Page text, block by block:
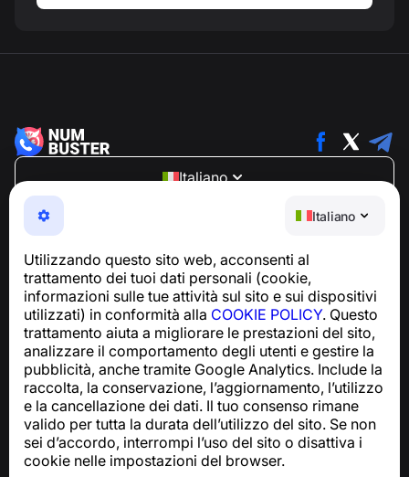
Italiano
Utilizzando questo sito web, acconsenti al
trattamento dei tuoi dati personali (cookie,
informazioni sulle tue attività sul sito e sui dispositivi
utilizzati) in conformità alla COOKIE POLICY. Questo
trattamento aiuta a migliorare le prestazioni del sito,
analizzare il comportamento degli utenti e gestire la
pubblicità, anche tramite Google Analytics. Include la
raccolta, la conservazione, l’aggiornamento, l’utilizzo
e la cancellazione dei dati. Il tuo consenso rimane
valido per tutta la durata dell’utilizzo del sito. Se non
sei d’accordo, interrompi l’uso del sito o disattiva i
cookie nelle impostazioni del browser.
Italiano
NumBuster © 2013—2026 ·
support@numbuster.com
Un'app facile da usare che ti protegge da truffe
Per richieste relative alla conformità al GDPR:
support@numbuster.com
Centro assistenza
Notizie e articoli
Informazioni sul progetto
Contatti